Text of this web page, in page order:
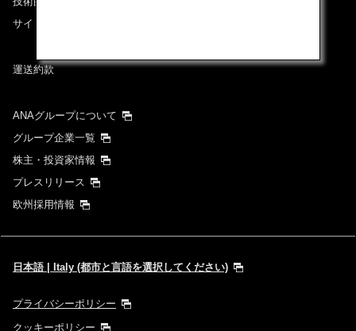
1人
前後3日の運賃を検索
ンより最新の空席照会結果をご確認ください。
・「＊」は現在金額が確認できない都市・日付となります。空席照会結
・表示金額には、運賃、燃油特別付加運賃
の各種税金、料金などが含まれます。発券時に再計算するため、変動す
る可能性があります。
サイトマップ
運送約款
ANAグループについて
グループ企業一覧
株主・投資家情報
プレスリリース
欧州採用情報
日本語 | Italy (都市と言語を選択してください)
プライバシーポリシー
クッキーポリシー